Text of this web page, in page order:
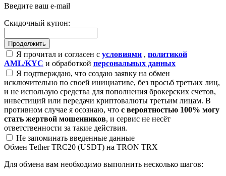
Введите ваш e-mail
Скидочный купон:
Я прочитал и согласен с условиями , политикой
AML/KYC и обработкой персональных данных
Я подтверждаю, что создаю заявку на обмен
исключительно по своей инициативе, без просьб третьих лиц,
и не использую средства для пополнения брокерских счетов,
инвестиций или передачи криптовалюты третьим лицам. В
противном случае я осознаю, что с вероятностью 100% могу
стать жертвой мошенников, и сервис не несёт
ответственности за такие действия.
Не запоминать введенные данные
Обмен Tether TRC20 (USDT) на TRON TRX
Для обмена вам необходимо выполнить несколько шагов: